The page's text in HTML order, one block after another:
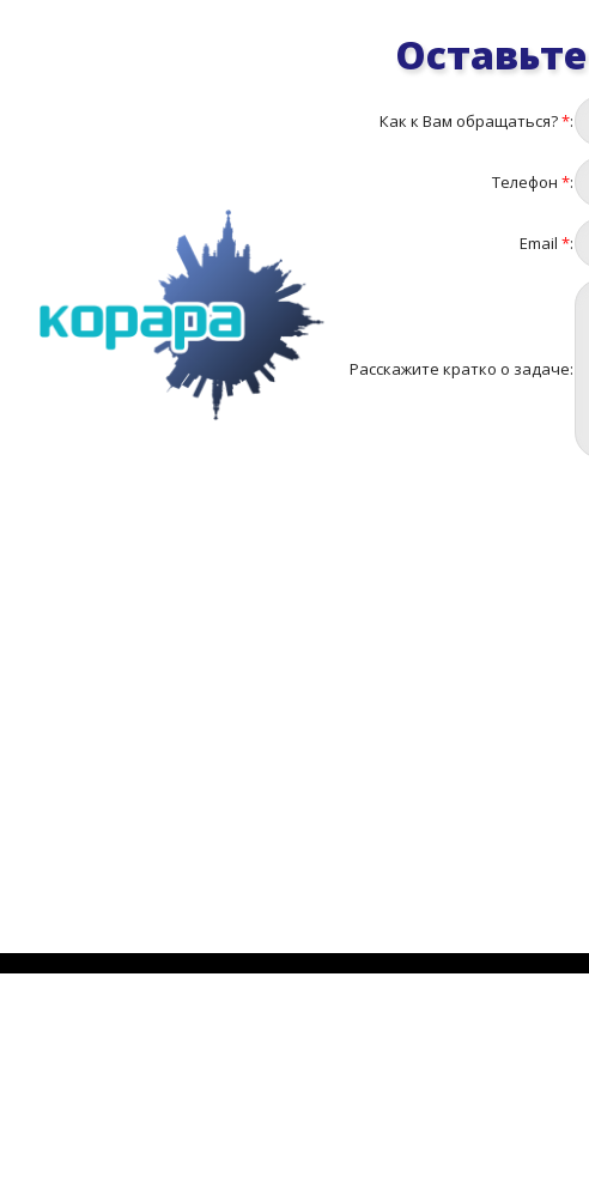
Как к Вам обращаться?*:
Телефон *:
Email *:
Расскажите кратко о задаче: